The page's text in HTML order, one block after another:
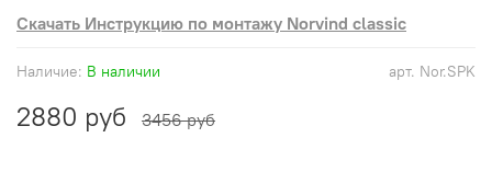
арт. Nor.SPK
Наличие: В наличии
2880 руб 3456 руб
Скачать Инструкцию по монтажу Norvind classic